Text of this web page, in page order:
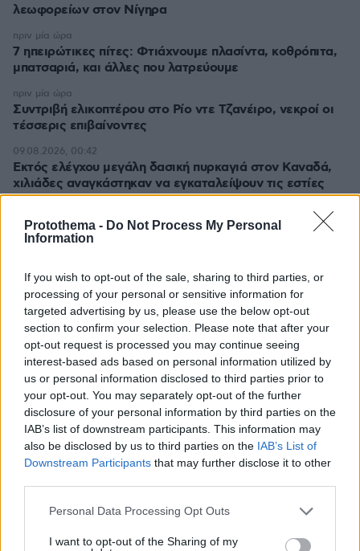
Protothema - Do Not Process My Personal
Information
If you wish to opt-out of the sale, sharing to third parties, or
processing of your personal or sensitive information for
targeted advertising by us, please use the below opt-out
section to confirm your selection. Please note that after your
opt-out request is processed you may continue seeing
interest-based ads based on personal information utilized by
us or personal information disclosed to third parties prior to
your opt-out. You may separately opt-out of the further
disclosure of your personal information by third parties on the
IAB’s list of downstream participants. This information may
also be disclosed by us to third parties on the IAB’s List of
Downstream Participants that may further disclose it to other
Please note that this website/app uses one or more Google
not limited to your visit or usage behaviour. You may click to
Personal Data Processing Opt Outs
I want to opt-out of the Sharing of my
λεωφορείων στον Νίγηρα
7 ηπειρώτικες πίτες: Φτιάχνουμε πλασίντα, κοθρόπιτα,
μπατσαριά, και άλλες που λατρεύουμε
πριν μία ώρα
Συντριβή ελικοπτέρου στο Ρίο ντε Τζανέιρο, νεκροί οι
τέσσερις επιβαίνοντες
πριν μία ώρα
Εκτός ελέγχου μεγάλη δασική πυρκαγιά στον Καναδά,
χιλιάδες αναγκάστηκαν να εγκαταλείψουν τις εστίες
τους
09.08.2026, 00:42
Ποιοι μπορεί να είναι οι λόγοι που μια γάτα τινάζεται
09.08.2026, 00:30
Πολύτεκνες οικογένειες: Μόλις 23.097 στην Ελλάδα –
Πόσες έχουν πάνω από 6 παιδιά
09.08.2026, 00:15
Δύο θάνατοι λουομένων το Σάββατο σε Λέσβο και
Σιθωνία
09.08.2026, 00:14
Μαγειρεύουμε με αυγά: 7 συνταγές που …τα σπάνε
09.08.2026, 00:00
Γερμανία: Μη επανδρωμένα αεροσκάφη εθεάθησαν
πάνω από στρατιωτική βάση
08.08.2026, 23:56
Θετικές οι συνομιλίες με το Ιράν για τα Στενά του